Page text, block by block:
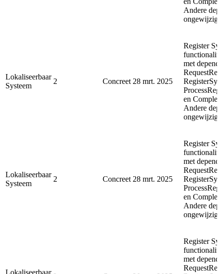
Andere
Lokaliseerbaar
Systeem
2 Concreet 28 mrt. 2025
Register
met
en
Andere
Lokaliseerbaar
Systeem
2 Concreet 28 mrt. 2025
Register
met
en
Andere
Lokaliseerbaar
Register
met